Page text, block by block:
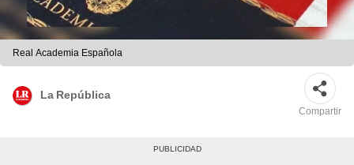
Real Academia Española
La República
Compartir